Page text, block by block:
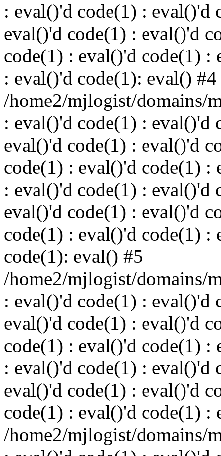
: eval()'d code(1) : eval()'d
eval()'d code(1) : eval()'d
code(1) : eval()'d code(1) :
: eval()'d code(1): eval() #4
/home2/mjlogist/domains/
: eval()'d code(1) : eval()'d
eval()'d code(1) : eval()'d
code(1) : eval()'d code(1) :
: eval()'d code(1) : eval()'d
eval()'d code(1) : eval()'d
code(1) : eval()'d code(1) :
code(1): eval() #5
/home2/mjlogist/domains/
: eval()'d code(1) : eval()'d
eval()'d code(1) : eval()'d
code(1) : eval()'d code(1) :
: eval()'d code(1) : eval()'d
eval()'d code(1) : eval()'d
code(1) : eval()'d code(1) :
/home2/mjlogist/domains/